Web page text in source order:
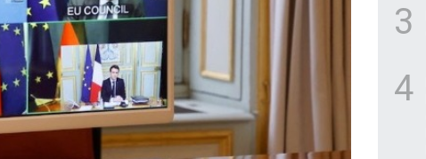
3
4